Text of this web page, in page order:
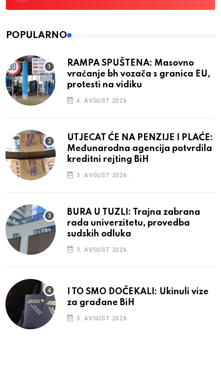
POPULARNO
RAMPA SPUŠTENA: Masovno
vraćanje bh vozača s granica EU,
protesti na vidiku
4. AVGUST 2026.
UTJECAT ĆE NA PENZIJE I PLAĆE:
Međunarodna agencija potvrdila
kreditni rejting BiH
3. AVGUST 2026.
BURA U TUZLI: Trajna zabrana
rada univerzitetu, provedba
sudskih odluka
3. AVGUST 2026.
I TO SMO DOČEKALI: Ukinuli vize
za građane BiH
3. AVGUST 2026.